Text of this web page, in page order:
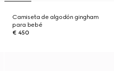
Camiseta de algodón gingham
para bebé
€ 450